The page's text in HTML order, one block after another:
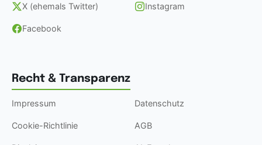
X (ehemals Twitter) Instagram
Facebook
Recht & Transparenz
Impressum Datenschutz
Cookie-Richtlinie AGB